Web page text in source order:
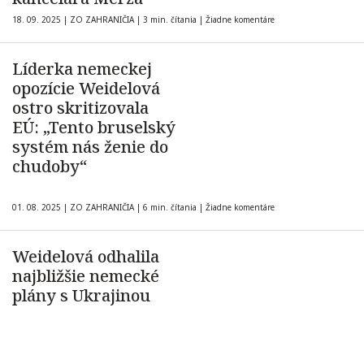
18. 09. 2025 | ZO ZAHRANIČIA | 3 min. čítania | Žiadne komentáre
Líderka nemeckej
opozície Weidelová
ostro skritizovala
EÚ: „Tento bruselský
systém nás ženie do
chudoby“
01. 08. 2025 | ZO ZAHRANIČIA | 6 min. čítania | Žiadne komentáre
Weidelová odhalila
najbližšie nemecké
plány s Ukrajinou